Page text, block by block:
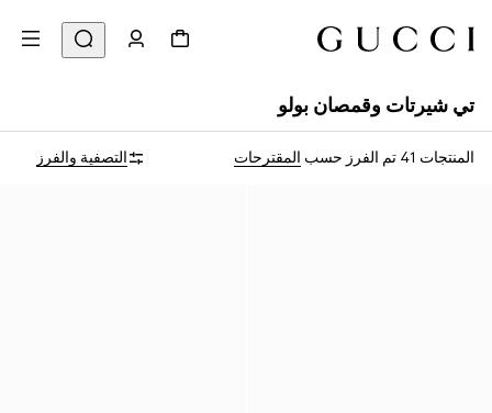
تي شيرتات وقمصان بولو
المنتجات 41 تم الفرز حسب المقترحات التصفية والفرز